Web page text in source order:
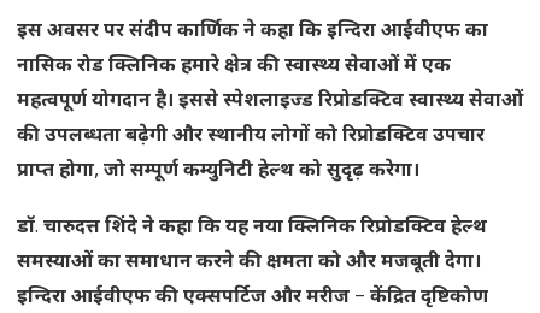
इसअवसरपरसंदीपकार्णिकनेकहाकिइन्दिराआईवीएफका
नासिकरोडक्लिनिकहमारेक्षेत्रकीस्वास्थ्यसेवाओंमेंएक
महत्वपूर्णयोगदानहै। इससेस्पेशलाइज्डरिप्रोडक्टिवस्वास्थ्यसेवाओं
कीउपलब्धताबढ़ेगीऔरस्थानीयलोगोंकोरिप्रोडक्टिवउपचार
प्राप्तहोगा, जोसम्पूर्णकम्युनिटीहेल्थकोसुदृढ़करेगा।
डॉ. चारुदत्तशिंदेनेकहाकियहनयाक्लिनिकरिप्रोडक्टिवहेल्थ
समस्याओंकासमाधानकरनेकीक्षमताकोऔरमजबूतीदेगा।
इन्दिराआईवीएफकीएक्सपर्टिजऔरमरीज – केंद्रितदृष्टिकोण